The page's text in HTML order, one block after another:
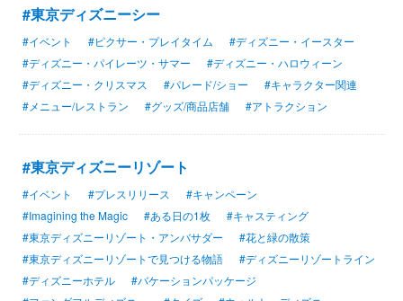
#東京ディズニーシー
#イベント #ピクサー・プレイタイム
#ディズニー・イースター
#ディズニー・パイレーツ・サマー
#ディズニー・ハロウィーン
#ディズニー・クリスマス
#パレード/ショー
#キャラクター関連
#メニュー/レストラン
#グッズ/商品店舗 #アトラクション
#東京ディズニーリゾート
#イベント #プレスリリース
#キャンペーン
#Imagining the Magic
#ある日の1枚
#キャスティング
#東京ディズニーリゾート・アンバサダー
#花と緑の散策
#東京ディズニーリゾートで見つける物語
#ディズニーリゾートライン
#ディズニーホテル
#バケーションパッケージ